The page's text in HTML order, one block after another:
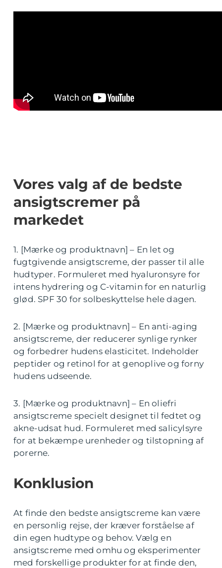
Vores valg af de bedste
ansigtscremer på
markedet
1. [Mærke og produktnavn] – En let og
fugtgivende ansigtscreme, der passer til alle
hudtyper. Formuleret med hyaluronsyre for
intens hydrering og C-vitamin for en naturlig
glød. SPF 30 for solbeskyttelse hele dagen.
2. [Mærke og produktnavn] – En anti-aging
ansigtscreme, der reducerer synlige rynker
og forbedrer hudens elasticitet. Indeholder
peptider og retinol for at genoplive og forny
hudens udseende.
3. [Mærke og produktnavn] – En oliefri
ansigtscreme specielt designet til fedtet og
akne-udsat hud. Formuleret med salicylsyre
for at bekæmpe urenheder og tilstopning af
porerne.
Konklusion
At finde den bedste ansigtscreme kan være
en personlig rejse, der kræver forståelse af
din egen hudtype og behov. Vælg en
ansigtscreme med omhu og eksperimenter
med forskellige produkter for at finde den,